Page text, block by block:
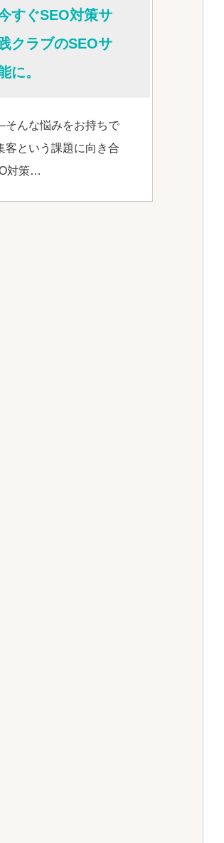
すぐSEO対策サ
クラブのSEOサ
に。
んな悩みをお持ちで
客という課題に向き合
対策…